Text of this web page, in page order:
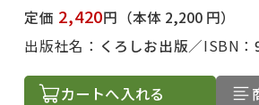
定価 2,420円 （本体 2,200 円）
出版社名： くろしお出版 ISBN：
カートへ入れる